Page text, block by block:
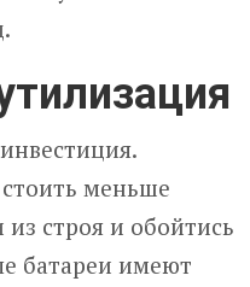
меньше
строя и обойтись
батареи имеют